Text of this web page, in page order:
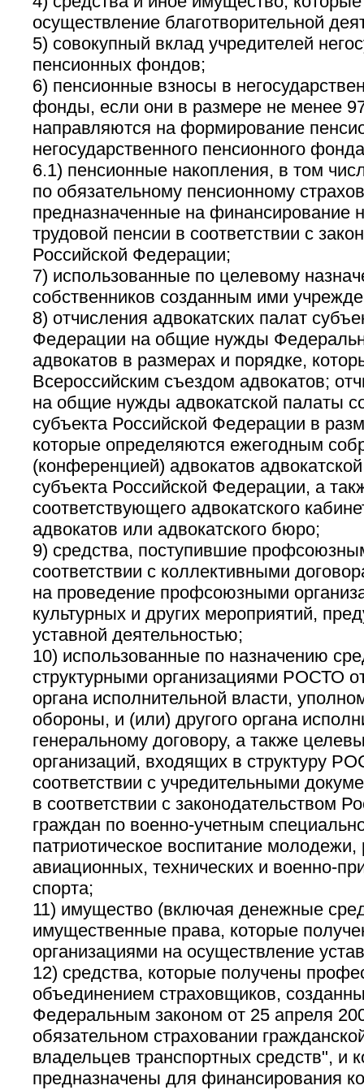
осуществление благотворительной
5) совокупный вклад учредителей
пенсионных фондов;
6) пенсионные взносы в
фонды, если они в размере не менее
направляются на формирование
негосударственного пенсионного
6.1) пенсионные накопления, в том
по обязательному пенсионному
предназначенные на финансирование
трудовой пенсии в соответствии с
Российской Федерации;
7) использованные по целевому
собственников созданным ими
8) отчисления адвокатских палат
Федерации на общие нужды
адвокатов в размерах и порядке,
Всероссийским съездом адвокатов;
на общие нужды адвокатской палаты
субъекта Российской Федерации в
которые определяются ежегодным
(конференцией) адвокатов
субъекта Российской Федерации, а
соответствующего адвокатского
адвокатов или адвокатского бюро;
9) средства, поступившие
соответствии с коллективными
на проведение профсоюзными
культурных и других мероприятий,
уставной деятельностью;
10) использованные по назначению
структурными организациями РОСТО
органа исполнительной власти,
обороны, и (или) другого органа
генеральному договору, а также
организаций, входящих в структуру
соответствии с учредительными
в соответствии с законодательством
граждан по военно-учетным
патриотическое воспитание молодежи,
авиационных, технических и военно-
спорта;
11) имущество (включая денежные
имущественные права, которые
организациями на осуществление
12) средства, которые получены
объединением страховщиков,
Федеральным законом от 25 апреля
обязательном страховании
владельцев транспортных средств", и
предназначены для финансирования